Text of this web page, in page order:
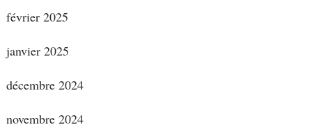
février 2025
janvier 2025
décembre 2024
novembre 2024